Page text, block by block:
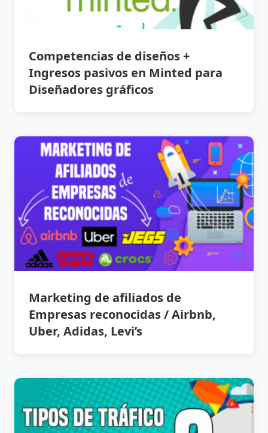
Competencias de diseños +
Ingresos pasivos en Minted para
Diseñadores gráficos
Marketing de afiliados de
Empresas reconocidas / Airbnb,
Uber, Adidas, Levi’s